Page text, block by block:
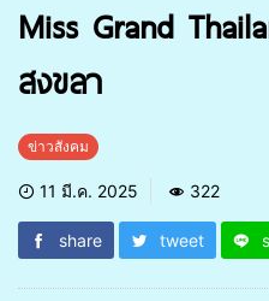
Miss Grand
สงขลา
ข่าวสังคม
11 มี.ค. 2025 322
share tweet